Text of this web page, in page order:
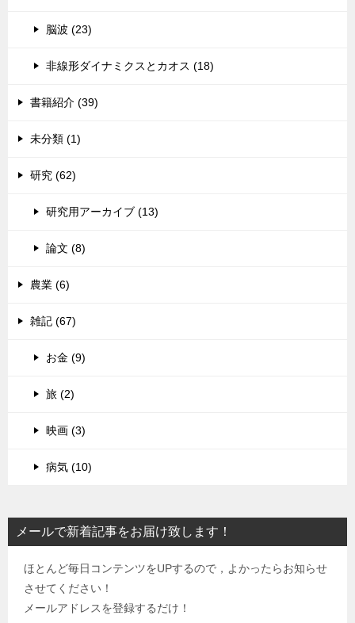
脳波 (23)
非線形ダイナミクスとカオス (18)
書籍紹介 (39)
未分類 (1)
研究 (62)
研究用アーカイブ (13)
論文 (8)
農業 (6)
雑記 (67)
お金 (9)
旅 (2)
映画 (3)
病気 (10)
メールで新着記事をお届け致します！
ほとんど毎日コンテンツをUPするので，よかったらお知らせ
させてください！
メールアドレスを登録するだけ！